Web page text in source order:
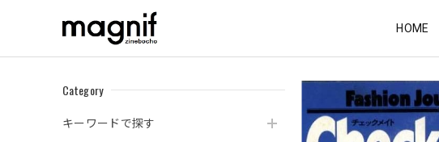
HOME
Category
キーワードで探す